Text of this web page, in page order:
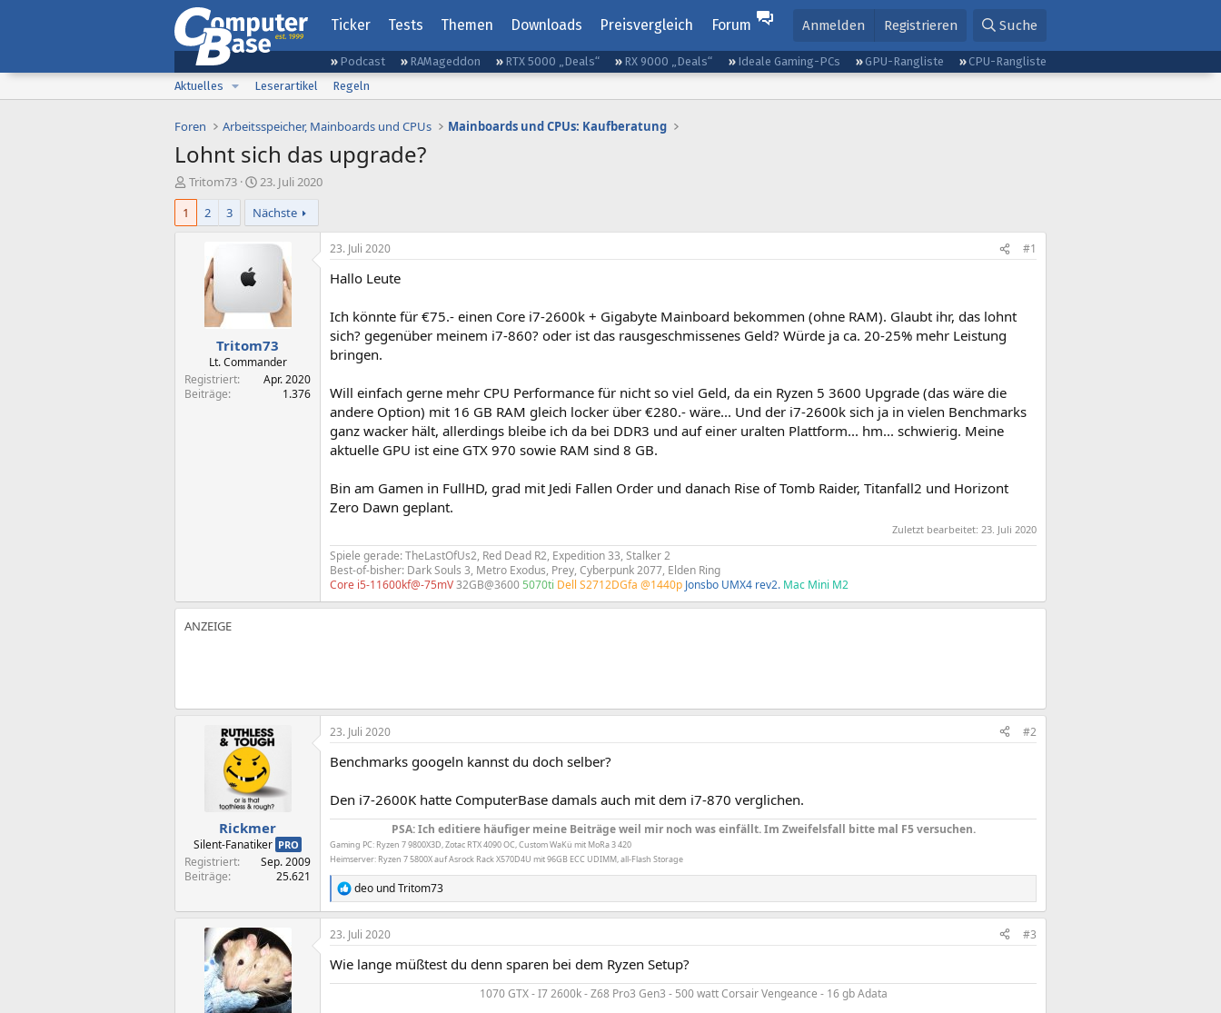
Ticker Tests Themen Downloads Preisvergleich Forum Anmelden Registrieren Suche
Podcast RAMageddon RTX 5000 „Deals“ RX 9000 „Deals“ Ideale Gaming-PCs GPU-Rangliste
CPU-Rangliste
Aktuelles
Leserartikel Regeln
Foren Arbeitsspeicher, Mainboards und CPUs Mainboards und CPUs: Kaufberatung
Lohnt sich das upgrade?
E
r
t
Tritom73
E
r
s
t
e
a
23. Juli 2020
1
2 3 Nächste
Tritom73
Lt. Commander
Registriert
Apr. 2020
Beiträge
1.376
23. Juli 2020 #1
Hallo Leute
Ich könnte für €75.- einen Core i7-2600k + Gigabyte Mainboard bekommen (ohne RAM). Glaubt ihr, das lohnt
sich? gegenüber meinem i7-860? oder ist das rausgeschmissenes Geld? Würde ja ca. 20-25% mehr Leistung
bringen.
Will einfach gerne mehr CPU Performance für nicht so viel Geld, da ein Ryzen 5 3600 Upgrade (das wäre die
andere Option) mit 16 GB RAM gleich locker über €280.- wäre... Und der i7-2600k sich ja in vielen Benchmarks
ganz wacker hält, allerdings bleibe ich da bei DDR3 und auf einer uralten Plattform... hm... schwierig. Meine
aktuelle GPU ist eine GTX 970 sowie RAM sind 8 GB.
Bin am Gamen in FullHD, grad mit Jedi Fallen Order und danach Rise of Tomb Raider, Titanfall2 und Horizont
Zero Dawn geplant.
Zuletzt bearbeitet: 23. Juli 2020
Spiele gerade: TheLastOfUs2, Red Dead R2, Expedition 33, Stalker 2
Best-of-bisher: Dark Souls 3, Metro Exodus, Prey, Cyberpunk 2077, Elden Ring
Core i5-11600kf@-75mV32GB@3600 5070ti Dell S2712DGfa @1440p Jonsbo UMX4 rev2. Mac Mini M2
Rickmer
Silent-Fanatiker PRO
Registriert
Sep. 2009
Beiträge
25.621
23. Juli 2020 #2
Benchmarks googeln kannst du doch selber?
Den i7-2600K hatte ComputerBase damals auch mit dem i7-870 verglichen.
PSA: Ich editiere häufiger meine Beiträge weil mir noch was einfällt. Im Zweifelsfall bitte mal F5 versuchen.
Gaming PC: Ryzen 7 9800X3D, Zotac RTX 4090 OC, Custom WaKü mit MoRa 3 420
Heimserver: Ryzen 7 5800X auf Asrock Rack X570D4U mit 96GB ECC UDIMM, all-Flash Storage
R
e
a
k
i
o
deo undTritom73
23. Juli 2020 #3
Wie lange müßtest du denn sparen bei dem Ryzen Setup?
1070 GTX - I7 2600k - Z68 Pro3 Gen3 - 500 watt Corsair Vengeance - 16 gb Adata​